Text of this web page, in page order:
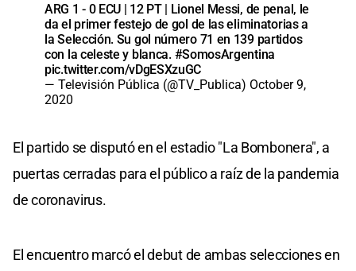
ARG 1 - 0 ECU | 12 PT | Lionel Messi, de penal, le
da el primer festejo de gol de las eliminatorias a
la Selección. Su gol número 71 en 139 partidos
con la celeste y blanca. #SomosArgentina
pic.twitter.com/vDgESXzuGC
— Televisión Pública (@TV_Publica) October 9,
2020
El partido se disputó en el estadio "La Bombonera", a
puertas cerradas para el público a raíz de la pandemia
de coronavirus.
El encuentro marcó el debut de ambas selecciones en